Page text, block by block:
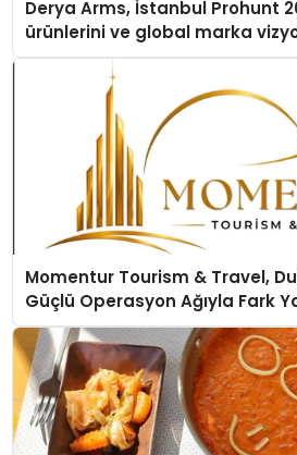
Derya Arms, İstanbul Prohunt
ürünlerini ve global marka
Momentur Tourism & Travel,
Güçlü Operasyon Ağıyla Fark